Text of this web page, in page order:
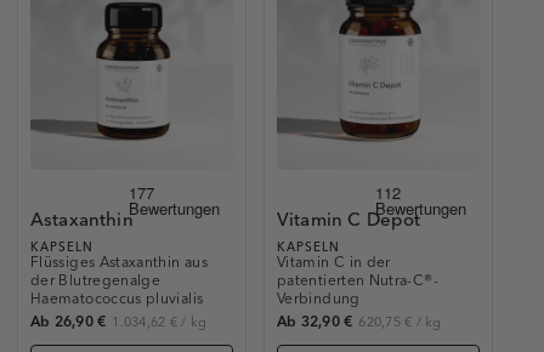
Astaxanthin
KAPSELN
Flüssiges Astaxanthin aus
der Blutregenalge
Haematococcus pluvialis
Ab 26,90 € 1.034,62 €/ kg
Vitamin C Depot
KAPSELN
Vitamin C in der
patentierten Nutra-C®-
Verbindung
Ab 32,90 € 620,75 € / kg